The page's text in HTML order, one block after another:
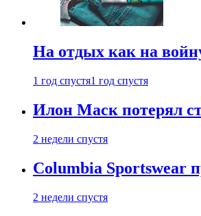
На отдых как на
1 год спустя1 год спустя
Илон Маск потерял
2 недели спустя
Columbia Sportswear
2 недели спустя